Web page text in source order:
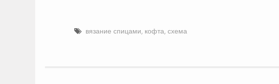
вязание спицами, кофта, схема